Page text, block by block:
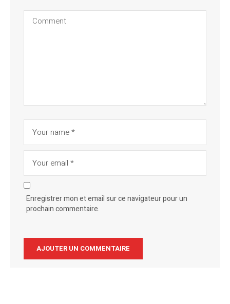
Enregistrer mon et email sur ce navigateur pour un
prochain commentaire.